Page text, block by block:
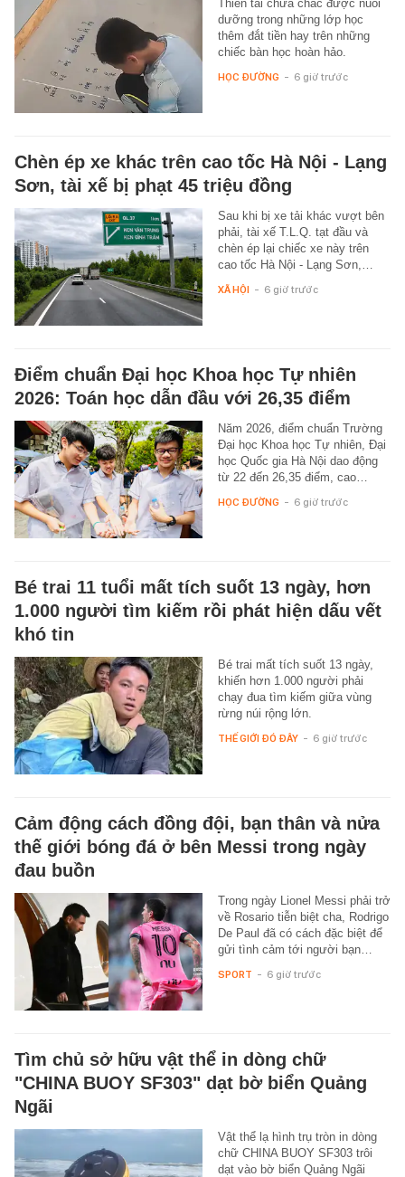
Thiên tài chưa chắc được nuôi
dưỡng trong những lớp học
thêm đắt tiền hay trên những
chiếc bàn học hoàn hảo.
HỌC ĐƯỜNG - 6 giờ trước
Chèn ép xe khác trên cao tốc Hà Nội - Lạng
Sơn, tài xế bị phạt 45 triệu đồng
Sau khi bị xe tải khác vượt bên
phải, tài xế T.L.Q. tạt đầu và
chèn ép lại chiếc xe này trên
cao tốc Hà Nội - Lạng Sơn,…
XÃ HỘI - 6 giờ trước
Điểm chuẩn Đại học Khoa học Tự nhiên
2026: Toán học dẫn đầu với 26,35 điểm
Năm 2026, điểm chuẩn Trường
Đại học Khoa học Tự nhiên, Đại
học Quốc gia Hà Nội dao động
từ 22 đến 26,35 điểm, cao…
HỌC ĐƯỜNG - 6 giờ trước
Bé trai 11 tuổi mất tích suốt 13 ngày, hơn
1.000 người tìm kiếm rồi phát hiện dấu vết
khó tin
Bé trai mất tích suốt 13 ngày,
khiến hơn 1.000 người phải
chạy đua tìm kiếm giữa vùng
rừng núi rộng lớn.
THẾ GIỚI ĐÓ ĐÂY - 6 giờ trước
Cảm động cách đồng đội, bạn thân và nửa
thế giới bóng đá ở bên Messi trong ngày
đau buồn
Trong ngày Lionel Messi phải trở
về Rosario tiễn biệt cha, Rodrigo
De Paul đã có cách đặc biệt để
gửi tình cảm tới người bạn…
SPORT - 6 giờ trước
Tìm chủ sở hữu vật thể in dòng chữ
"CHINA BUOY SF303" dạt bờ biển Quảng
Ngãi
Vật thể lạ hình trụ tròn in dòng
chữ CHINA BUOY SF303 trôi
dạt vào bờ biển Quảng Ngãi